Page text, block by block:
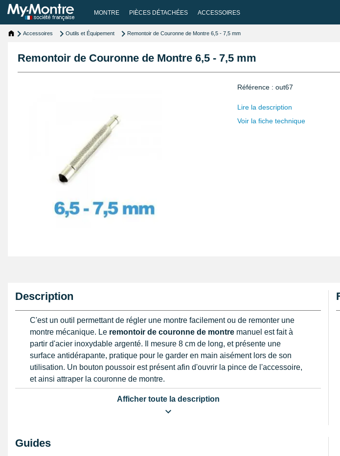
MONTRE PIÈCES DÉTACHÉES ACCESSOIRES
Accessoires Outils et Équipement Remontoir de Couronne de Montre 6,5 - 7,5 mm
Remontoir de Couronne de Montre 6,5 - 7,5 mm
Référence : out67
Lire la description
Voir la fiche technique
Description
C'est un outil permettant de régler une montre facilement ou de remonter une
montre mécanique. Le remontoir de couronne de montre manuel est fait à
partir d'acier inoxydable argenté. Il mesure 8 cm de long, et présente une
surface antidérapante, pratique pour le garder en main aisément lors de son
utilisation. Un bouton poussoir est présent afin d'ouvrir la pince de l'accessoire,
et ainsi attraper la couronne de montre.
couronne de montre d'une autre taille, visitez la catégorie
Afficher toute la description
Guides